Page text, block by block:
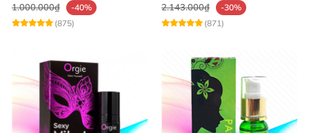
1.000.000₫
-40%
(875)
2.143.000₫
-30%
(871)